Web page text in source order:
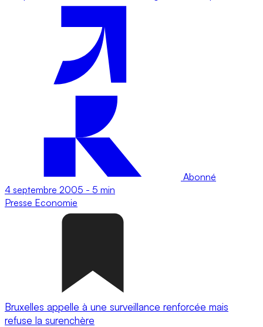
Abonné
4 septembre 2005 - 5 min
Presse Economie
Bruxelles appelle à une surveillance renforcée mais
refuse la surenchère